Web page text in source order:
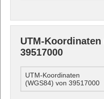
UTM-Koordinaten
39517000
UTM-Koordinaten
(WGS84) von 39517000